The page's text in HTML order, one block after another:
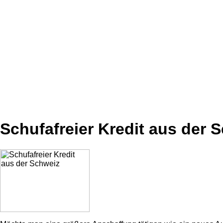
Schufafreier Kredit aus der